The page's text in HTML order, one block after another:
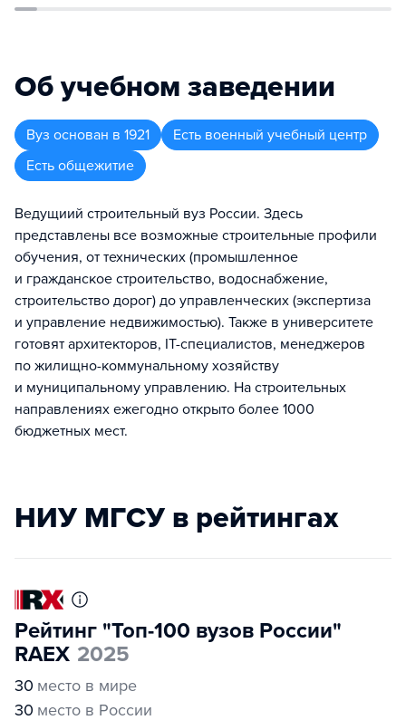
Об учебном заведении
Вуз основан в 1921
Есть военный учебный центр
Есть общежитие
Ведущиий строительный вуз России. Здесь
представлены все возможные строительные профили
обучения, от технических (промышленное
и гражданское строительство, водоснабжение,
строительство дорог) до управленческих (экспертиза
и управление недвижимостью). Также в университете
готовят архитекторов, IT-специалистов, менеджеров
по жилищно-коммунальному хозяйству
и муниципальному управлению. На строительных
направлениях ежегодно открыто более 1000
бюджетных мест.
НИУ МГСУ в рейтингах
Рейтинг "Топ-100 вузов России"
RAEX 2025
30 место в мире
30 место в России